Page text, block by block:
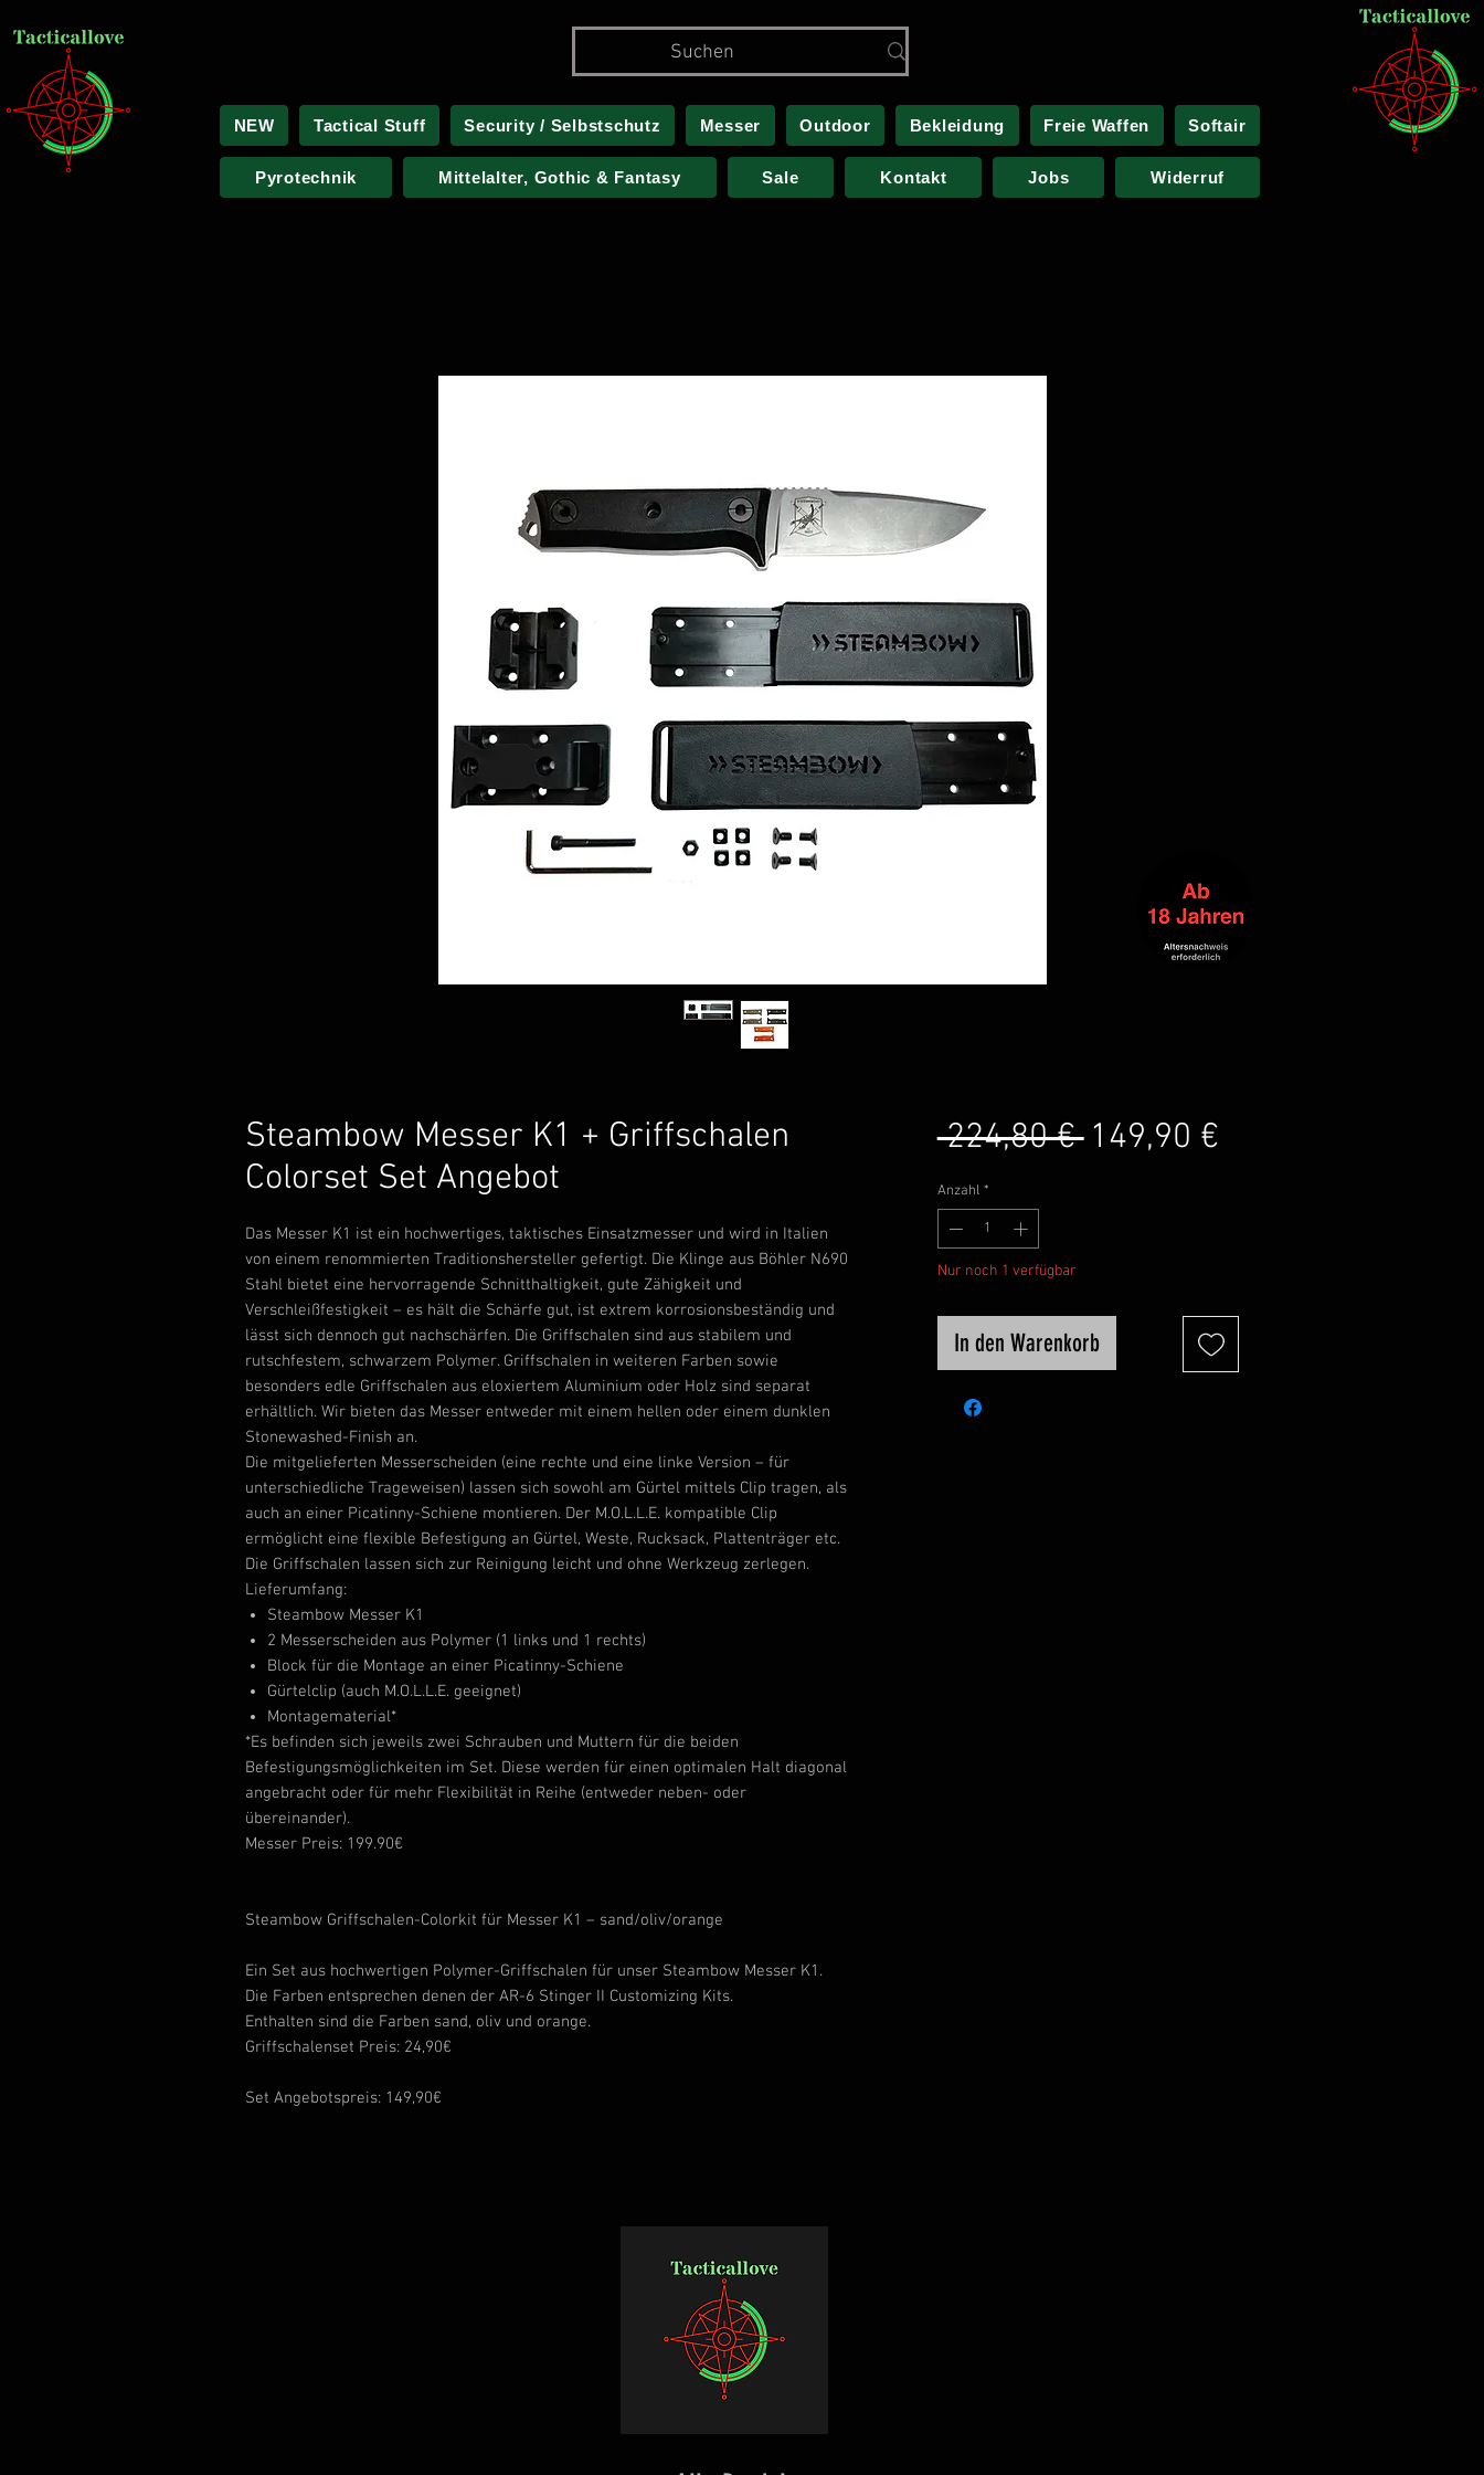
NEW Tactical Stuff Security / Selbstschutz Messer Outdoor Bekleidung Freie Waffen Softair
Pyrotechnik Mittelalter, Gothic & Fantasy Sale Kontakt Jobs Widerruf
Steambow Messer K1 + Griffschalen
Colorset Set Angebot
Das Messer K1 ist ein hochwertiges, taktisches Einsatzmesser und wird in Italien
von einem renommierten Traditionshersteller gefertigt. Die Klinge aus Böhler N690
Stahl bietet eine hervorragende Schnitthaltigkeit, gute Zähigkeit und
Verschleißfestigkeit – es hält die Schärfe gut, ist extrem korrosionsbeständig und
lässt sich dennoch gut nachschärfen. Die Griffschalen sind aus stabilem und
rutschfestem, schwarzem Polymer. Griffschalen in weiteren Farben sowie
besonders edle Griffschalen aus eloxiertem Aluminium oder Holz sind separat
erhältlich. Wir bieten das Messer entweder mit einem hellen oder einem dunklen
Stonewashed-Finish an.
Die mitgelieferten Messerscheiden (eine rechte und eine linke Version – für
unterschiedliche Trageweisen) lassen sich sowohl am Gürtel mittels Clip tragen, als
auch an einer Picatinny-Schiene montieren. Der M.O.L.L.E. kompatible Clip
ermöglicht eine flexible Befestigung an Gürtel, Weste, Rucksack, Plattenträger etc.
Die Griffschalen lassen sich zur Reinigung leicht und ohne Werkzeug zerlegen.
Lieferumfang:
Steambow Messer K1
2 Messerscheiden aus Polymer (1 links und 1 rechts)
Block für die Montage an einer Picatinny-Schiene
Gürtelclip (auch M.O.L.L.E. geeignet)
Montagematerial*
*Es befinden sich jeweils zwei Schrauben und Muttern für die beiden
Befestigungsmöglichkeiten im Set. Diese werden für einen optimalen Halt diagonal
angebracht oder für mehr Flexibilität in Reihe (entweder neben- oder
übereinander).
Messer Preis: 199.90€
Steambow Griffschalen-Colorkit für Messer K1 – sand/oliv/orange
Ein Set aus hochwertigen Polymer-Griffschalen für unser Steambow Messer K1.
Die Farben entsprechen denen der AR-6 Stinger II Customizing Kits.
Enthalten sind die Farben sand, oliv und orange.
Griffschalenset Preis: 24,90€
Set Angebotspreis: 149,90€
224,80 € Standardpreis
149,90 €Sale-
Anzahl *
Nur noch 1 verfügbar
In den Warenkorb